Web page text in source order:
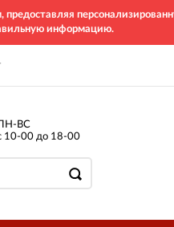
информацию.
ВС
10-00 до 18-00